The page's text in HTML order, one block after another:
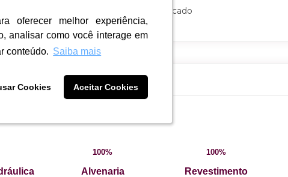
oferecer melhor experiência,
analisar como você interage em
conteúdo. Saiba mais
Cookies Aceitar Cookies
oferecer melhor experiência,
analisar como você interage em
conteúdo. Saiba mais
Cookies Aceitar Cookies
Supermercado
100%
Alvenaria
100%
Revestimento